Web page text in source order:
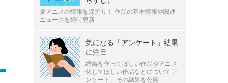
夏アニメの情報を深掘り！ 作品の基本情報や関連
ニュースを随時更新
気になる「アンケート」結果
に注目
続編を作ってほしい作品やアニメ
化してほしい作品などについてア
ンケート、その結果を公開